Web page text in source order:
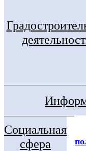
Социальная
сфера